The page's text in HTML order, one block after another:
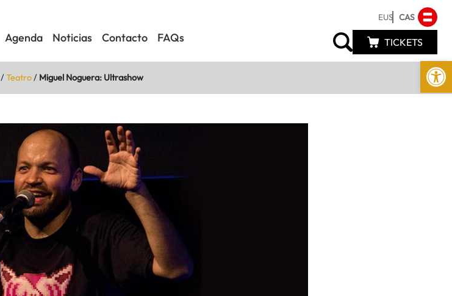
Abrir
Agenda Noticias Contacto FAQs
EUS CAS
TICKETS
/Teatro/ Miguel Noguera: Ultrashow